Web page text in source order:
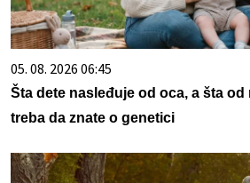
05. 08. 2026 06:45
Šta dete nasleđuje od oca, a šta od
treba da znate o genetici